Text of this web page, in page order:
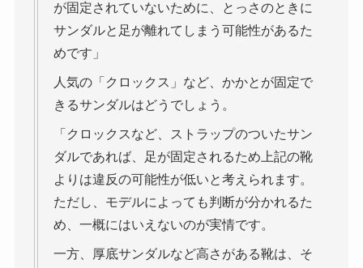
が固定されていないために、とっさのときに
サンダルと足が離れてしまう可能性があるた
めです」
人気の「クロックス」など、かかとが固定で
きるサンダルはどうでしょう。
「クロックスなど、ストラップのついたサン
ダルであれば、足が固定されるため上記の靴
よりは違反の可能性が低いと考えられます。
ただし、モデルによっても判断が分かれるた
め、一概にはいえないのが実情です。
一方、厚底サンダルなど高さがある靴は、そ